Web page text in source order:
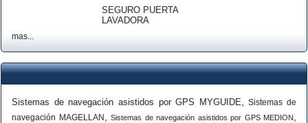
SEGURO PUERTA
LAVADORA
mas...
Sistemas de navegación asistidos por GPS MYGUIDE ,Sistemas de
navegación MAGELLAN
Sistemas de navegación asistidos por GPS MEDION